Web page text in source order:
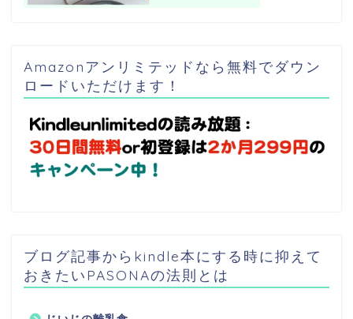
Amazonアンリミテッドなら無料でダウン
ロードいただけます！
ブログ記事からkindle本にする時に抑えて
おきたいPASONAの法則とは